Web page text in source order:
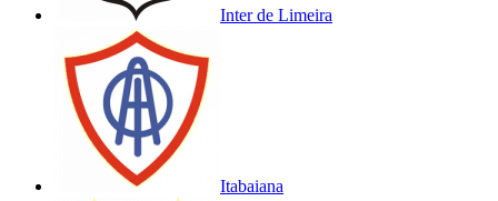
Inter de Limeira
Itabaiana